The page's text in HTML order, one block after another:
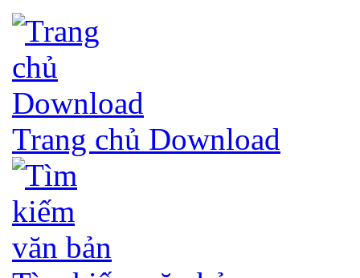
Trang chủ Download